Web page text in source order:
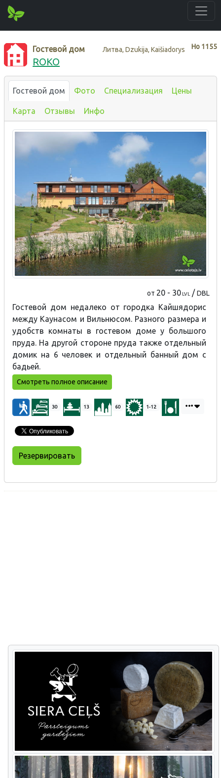
Нo 1155
Гостевой дом Литва, Dzukija, Kaišiadorys
ROKO
Гостевой дом Фото Специализация Цены
Карта Отзывы Инфо
от 20 - 30 LVL /DBL
Гостевой дом недалеко от городка Кайшядорис
между Каунасом и Вильнюсом. Разного размера и
удобств комнаты в гостевом доме у большого
пруда. На другой стороне пруда также отдельный
домик на 6 человек и отдельный банный дом с
бадьей.
Смотреть полное описание
30 13 60 1-12
Резервировать